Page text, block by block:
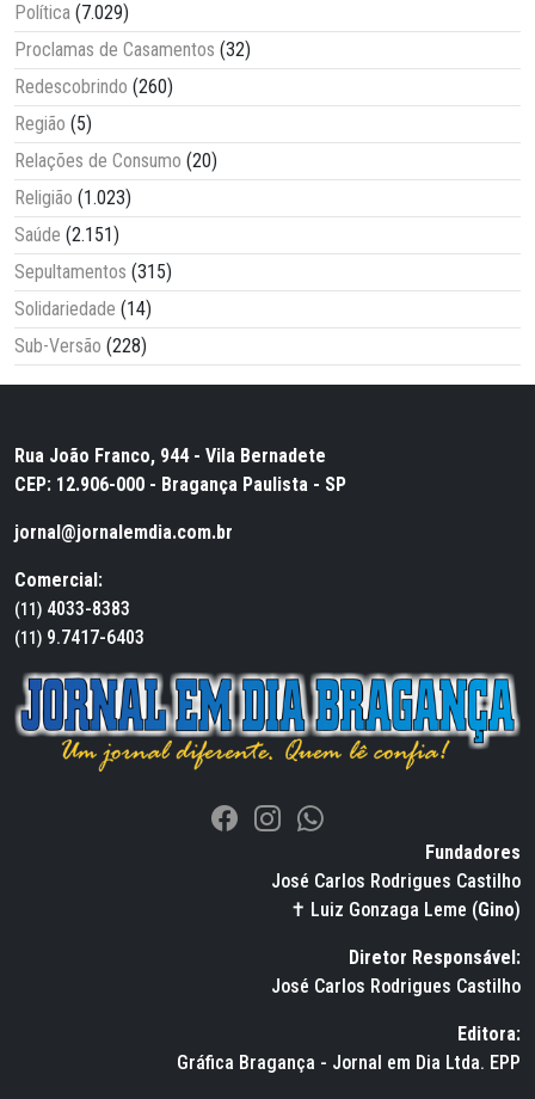
Política (7.029)
Proclamas de Casamentos (32)
Redescobrindo (260)
Região (5)
Relações de Consumo (20)
Religião (1.023)
Saúde (2.151)
Sepultamentos (315)
Solidariedade (14)
Sub-Versão (228)
Rua João Franco, 944 - Vila Bernadete
CEP: 12.906-000 - Bragança Paulista - SP
jornal@jornalemdia.com.br
Comercial:
(11) 4033-8383
(11) 9.7417-6403
Fundadores
José Carlos Rodrigues Castilho
✝ Luiz Gonzaga Leme (Gino)
Diretor Responsável:
José Carlos Rodrigues Castilho
Editora:
Gráfica Bragança - Jornal em Dia Ltda. EPP